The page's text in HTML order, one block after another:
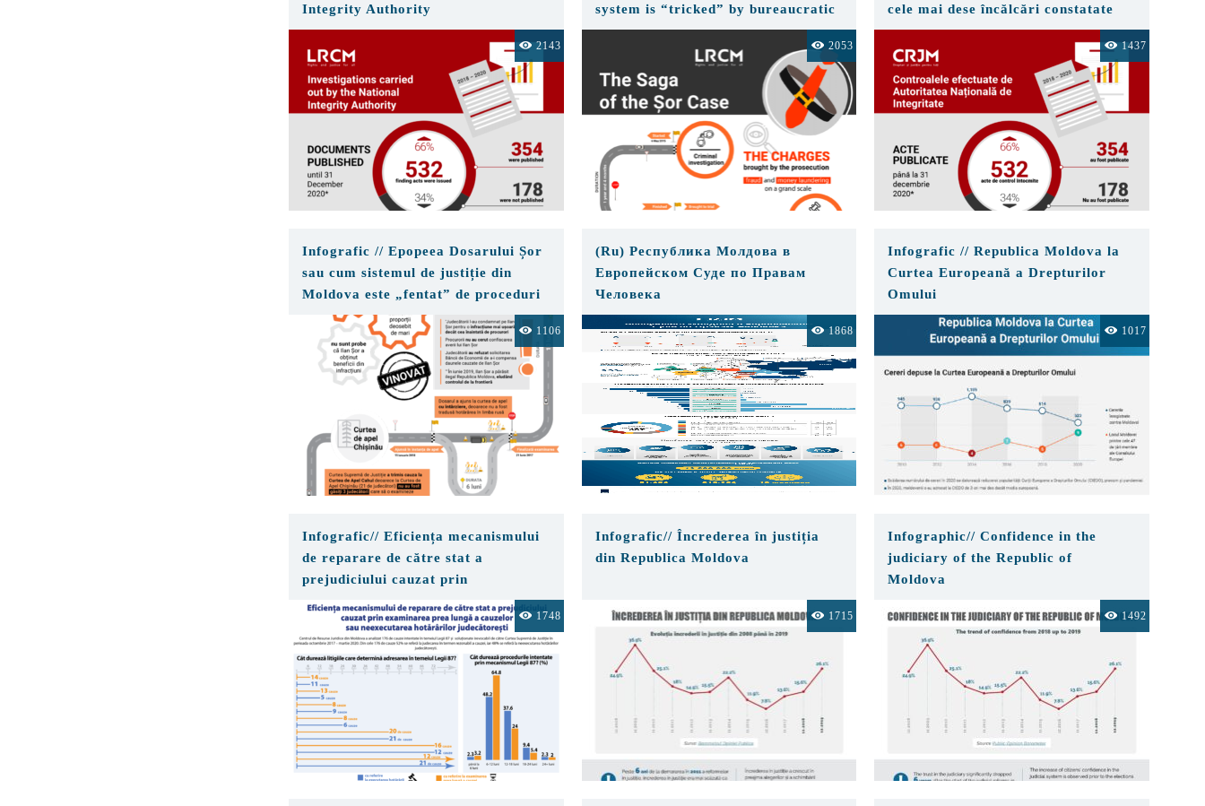
Integrity Authority
2143
system is “tricked” by bureaucratic
procedures
2053
cele mai dese încălcări constatate
1437
Infografic // Epopeea Dosarului Șor
sau cum sistemul de justiție din
Moldova este „fentat” de proceduri
birocratice
1106
(Ru) Республика Молдова в
Европейском Суде по Правам
Человека
1868
Infografic // Republica Moldova la
Curtea Europeană a Drepturilor
Omului
1017
Infografic// Eficiența mecanismului
de reparare de către stat a
prejudiciului cauzat prin
examinarea prea lungă a cauzelor
sau neexecutarea hotarârilor
judecatorești
1748
Infografic// Încrederea în justiția
din Republica Moldova
1715
Infographic// Confidence in the
judiciary of the Republic of
Moldova
1492